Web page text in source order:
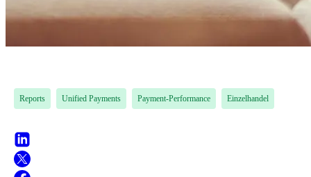
Reports Unified Payments Payment-Performance Einzelhandel